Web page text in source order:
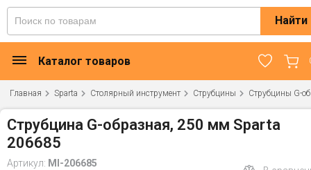
Найти
Каталог товаров
Главная Sparta Столярный инструмент Струбцины Струбцины G-
Струбцина G-образная, 250 мм Sparta
206685
Артикул: MI-206685